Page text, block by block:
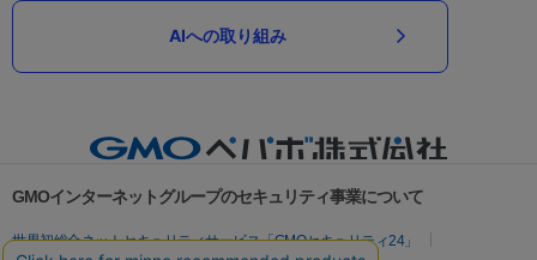
AIへの取り組み
GMOインターネットグループのセキュリティ事業について
世界初総合ネットセキュリティサービス「GMOセキュリティ24」